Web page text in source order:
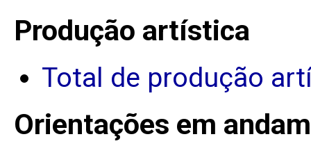
Produção artística
Total de produção
Orientações em